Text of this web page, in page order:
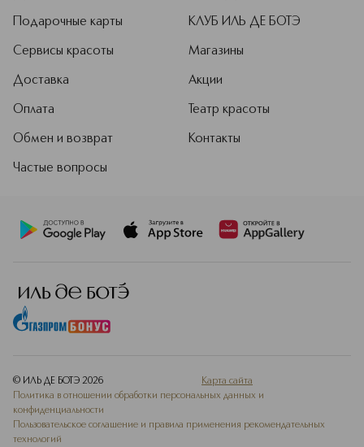
Подарочные карты
Сервисы красоты
Доставка
Оплата
Обмен и возврат
Частые вопросы
КЛУБ ИЛЬ ДЕ БОТЭ
Магазины
Акции
Театр красоты
Контакты
© ИЛЬ ДЕ БОТЭ 2026
Карта сайта
Политика в отношении обработки персональных данных и
конфиденциальности
Пользовательское соглашение и правила применения рекомендательных
технологий